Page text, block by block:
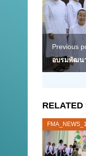
Previous
อบรมพัฒน
RELATED
FMA_NEWS_1